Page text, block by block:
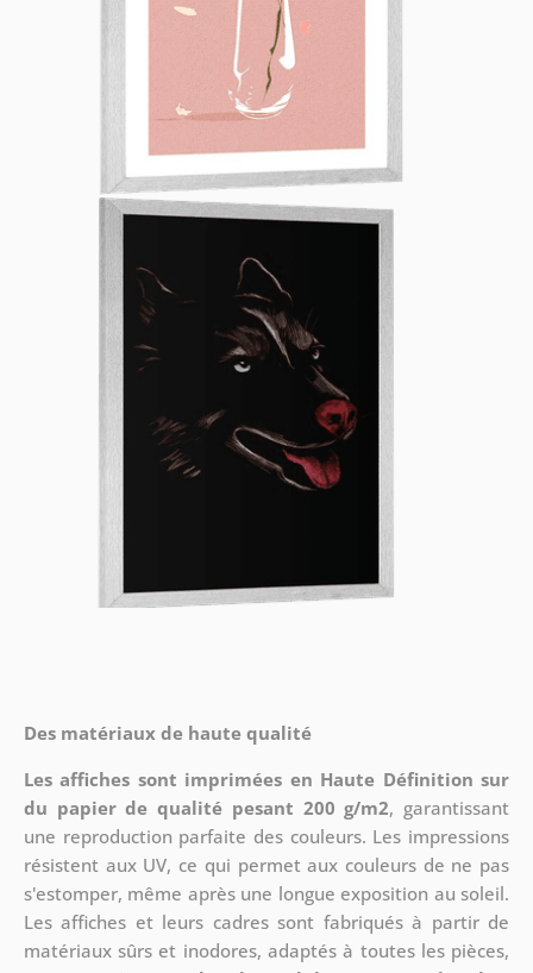
Des matériaux de haute qualité
Les affiches sont imprimées en Haute Définition sur
du papier de qualité pesant 200 g/m2, garantissant
une reproduction parfaite des couleurs. Les impressions
résistent aux UV, ce qui permet aux couleurs de ne pas
s'estomper, même après une longue exposition au soleil.
Les affiches et leurs cadres sont fabriqués à partir de
matériaux sûrs et inodores, adaptés à toutes les pièces,